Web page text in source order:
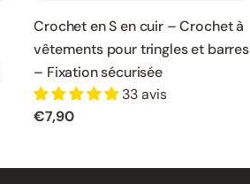
Crochet en S en cuir – Crochet à
vêtements pour tringles et barres
– Fixation sécurisée
33 avis
Prix
€7,90